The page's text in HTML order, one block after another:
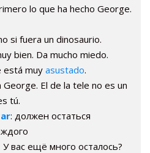
lo que ha hecho George.
si fuera un dinosaurio.
bien. Da mucho miedo.
está muyasustado.
George. El de la tele no es un
tú.
: должен остаться
У вас ещё много осталось?